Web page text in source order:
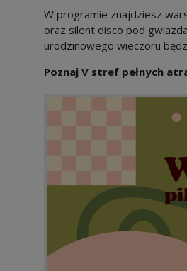
W programie znajdziesz
oraz silent disco pod
urodzinowego wieczoru
Poznaj V stref pełnych